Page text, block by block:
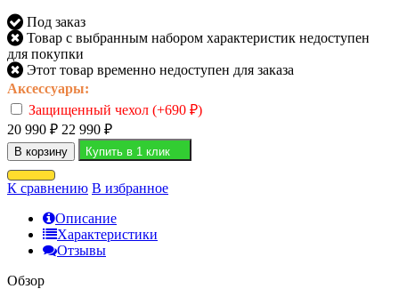
Под заказ
Товар с выбранным набором характеристик недоступен
для покупки
Этот товар временно недоступен для заказа
Аксессуары:
Защищенный чехол (+690 ₽)
20 990 ₽ 22 990 ₽
В корзину Купить в 1 клик
К сравнению В избранное
Описание
Характеристики
Отзывы
Обзор